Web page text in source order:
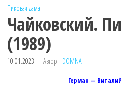
Пиковая дама
Чайковский.
(1989)
10.01.2023 Автор: DOMNA
Герман —